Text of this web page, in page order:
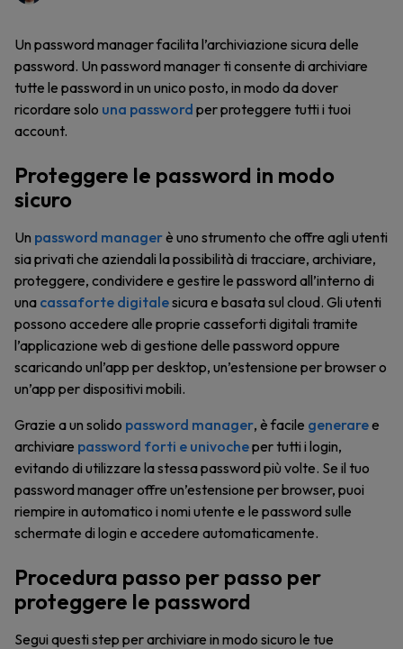
Un password manager facilita l’archiviazione sicura delle
password. Un password manager ti consente di archiviare
tutte le password in un unico posto, in modo da dover
ricordare solo una password per proteggere tutti i tuoi
account.
Proteggere le password in modo
sicuro
Un password managerè uno strumento che offre agli utenti
sia privati che aziendali la possibilità di tracciare, archiviare,
proteggere, condividere e gestire le password all’interno di
una cassaforte digitalesicura e basata sul cloud. Gli utenti
possono accedere alle proprie casseforti digitali tramite
l’applicazione web di gestione delle password oppure
scaricando unl’app per desktop, un’estensione per browser o
un’app per dispositivi mobili.
Grazie a un solido password manager, è facile generaree
archiviare password forti e univocheper tutti i login,
evitando di utilizzare la stessa password più volte. Se il tuo
password manager offre un’estensione per browser, puoi
riempire in automatico i nomi utente e le password sulle
schermate di login e accedere automaticamente.
Procedura passo per passo per
proteggere le password
Segui questi step per archiviare in modo sicuro le tue